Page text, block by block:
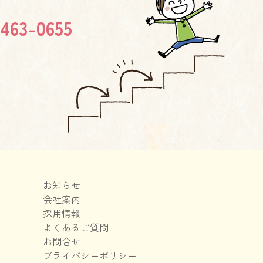
0655
お知らせ
会社案内
採用情報
よくあるご質問
お問合せ
プライバシーポリシー